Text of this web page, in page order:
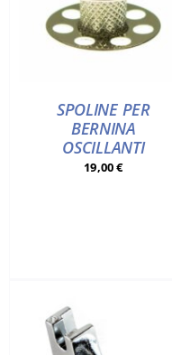
SPOLINE PER
BERNINA
OSCILLANTI
19,00€